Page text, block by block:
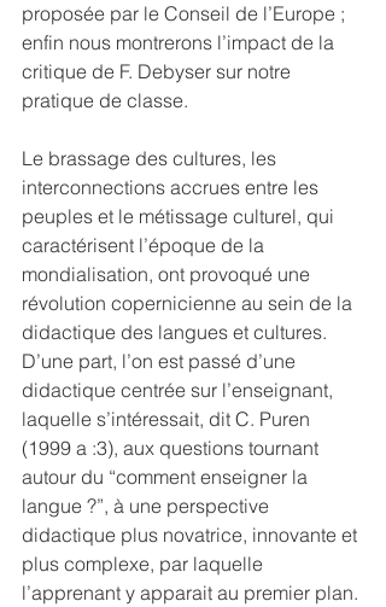
proposée par le Conseil de l’Europe ;
enfin nous montrerons l’impact de la
critique de F. Debyser sur notre
pratique de classe.
Le brassage des cultures, les
interconnections accrues entre les
peuples et le métissage culturel, qui
caractérisent l’époque de la
mondialisation, ont provoqué une
révolution copernicienne au sein de la
didactique des langues et cultures.
D’une part, l’on est passé d’une
didactique centrée sur l’enseignant,
laquelle s’intéressait, dit C. Puren
(1999 a :3), aux questions tournant
autour du “comment enseigner la
langue ?”, à une perspective
didactique plus novatrice, innovante et
plus complexe, par laquelle
l’apprenant y apparait au premier plan.